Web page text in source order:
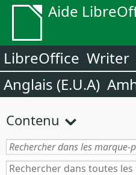
Aide
LibreOffice Writer
Anglais (E.U.A)
Contenu